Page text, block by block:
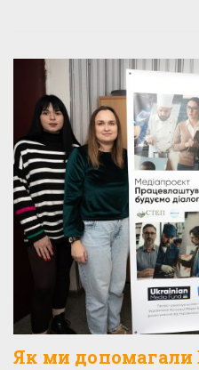
Як ми допомагали